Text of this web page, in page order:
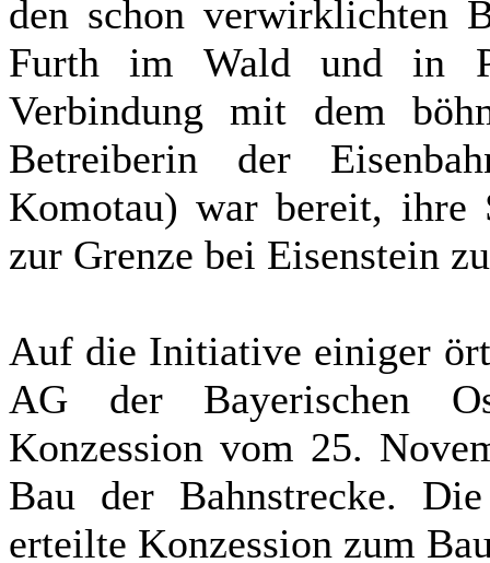
den schon verwirklichten
Furth im Wald und in
Verbindung mit dem
Betreiberin der
Komotau) war bereit, ihre
zur Grenze bei Eisenstein
Auf die Initiative einiger
AG der Bayerischen
Konzession vom 25.
Bau der Bahnstrecke.
erteilte Konzession zum